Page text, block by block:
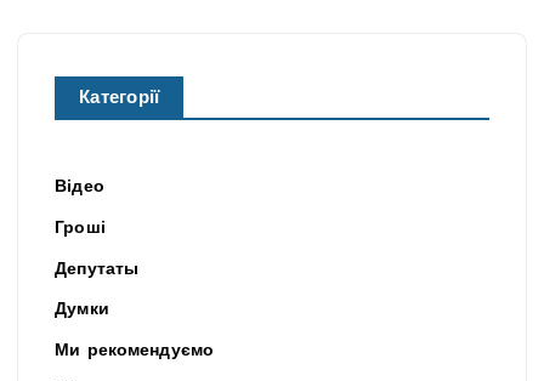
Категорії
Відео
Гроші
Депутаты
Думки
Ми рекомендуємо